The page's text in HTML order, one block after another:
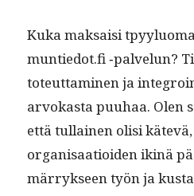
Kuka mak­saisi
muntiedot.fi ‑palvelun?
toteut­ta­mi­nen ja
arvokas­ta puuhaa. Olen
että tul­lainen olisi
organ­isaa­tioiden ikinä
mär­ryk­seen työn ja